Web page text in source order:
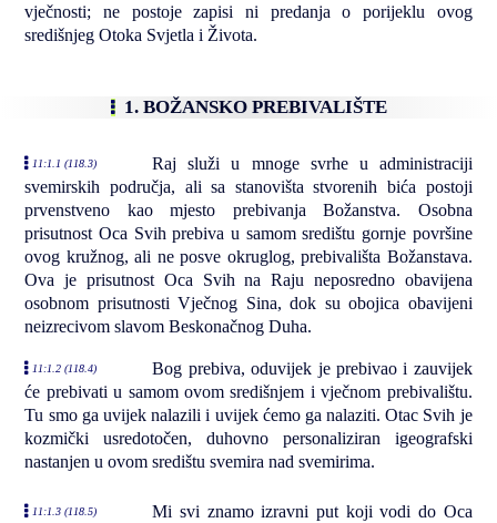
vječnosti; ne postoje zapisi ni predanja o porijeklu ovog
središnjeg Otoka Svjetla i Života.
1. BOŽANSKO PREBIVALIŠTE
11:1.1 (118.3)
Raj služi u mnoge svrhe u administraciji
svemirskih područja, ali sa stanovišta stvorenih bića postoji
prvenstveno kao mjesto prebivanja Božanstva. Osobna
prisutnost Oca Svih prebiva u samom središtu gornje površine
ovog kružnog, ali ne posve okruglog, prebivališta Božanstava.
Ova je prisutnost Oca Svih na Raju neposredno obavijena
osobnom prisutnosti Vječnog Sina, dok su obojica obavijeni
neizrecivom slavom Beskonačnog Duha.
11:1.2 (118.4)
Bog prebiva, oduvijek je prebivao i zauvijek
će prebivati u samom ovom središnjem i vječnom prebivalištu.
Tu smo ga uvijek nalazili i uvijek ćemo ga nalaziti. Otac Svih je
kozmički usredotočen, duhovno personaliziran igeografski
nastanjen u ovom središtu svemira nad svemirima.
11:1.3 (118.5)
Mi svi znamo izravni put koji vodi do Oca